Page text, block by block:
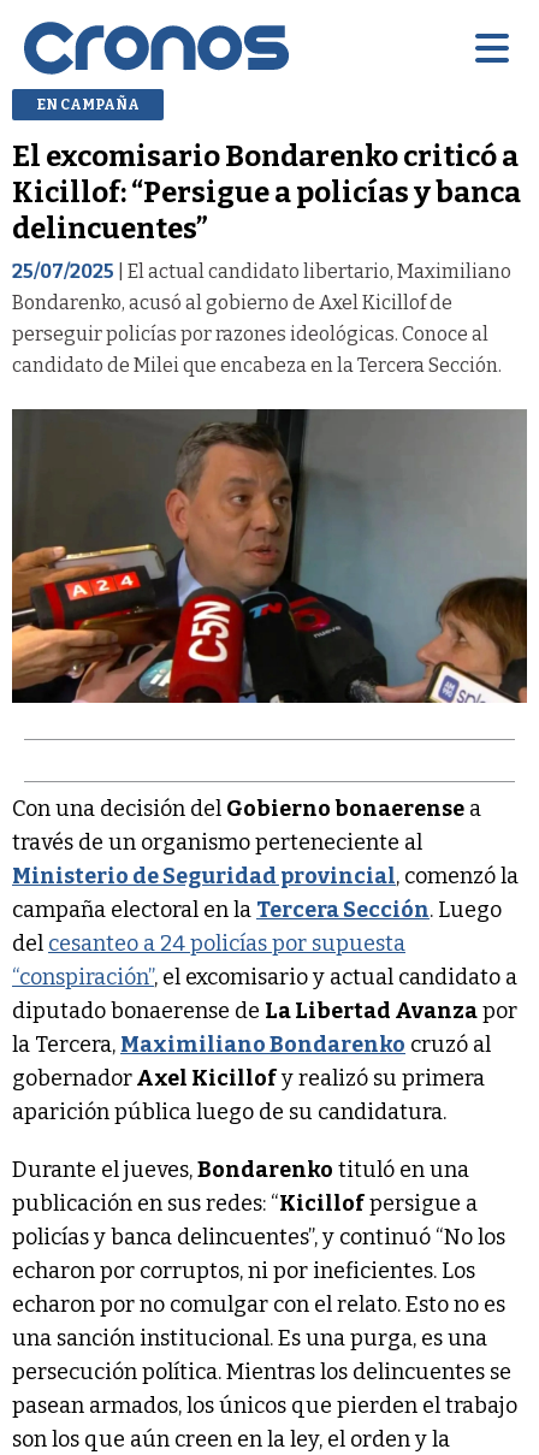
EN CAMPAÑA
El excomisario Bondarenko criticó a
Kicillof: “Persigue a policías y banca
delincuentes”
25/07/2025 | El actual candidato libertario, Maximiliano
Bondarenko, acusó al gobierno de Axel Kicillof de
perseguir policías por razones ideológicas. Conoce al
candidato de Milei que encabeza en la Tercera Sección.
Con una decisión del Gobierno bonaerense a
través de un organismo perteneciente al
Ministerio de Seguridad provincial, comenzó la
campaña electoral en la Tercera Sección. Luego
del cesanteo a 24 policías por supuesta
“conspiración”, el excomisario y actual candidato a
diputado bonaerense de La Libertad Avanzapor
la Tercera, Maximiliano Bondarenko cruzó al
gobernadorAxel Kicillofy realizó su primera
aparición pública luego de su candidatura.
Durante el jueves,Bondarenko tituló en una
publicación en sus redes: “Kicillofpersigue a
policías y banca delincuentes”, y continuó “No los
echaron por corruptos, ni por ineficientes. Los
echaron por no comulgar con el relato. Esto no es
una sanción institucional. Es una purga, es una
persecución política. Mientras los delincuentes se
pasean armados, los únicos que pierden el trabajo
son los que aún creen en la ley, el orden y la